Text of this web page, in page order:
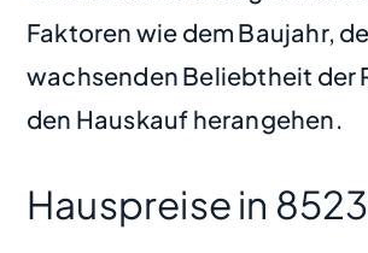
Faktoren wie dem Baujahr,
wachsenden Beliebtheit der
den Hauskauf herangehen.
Hauspreise in